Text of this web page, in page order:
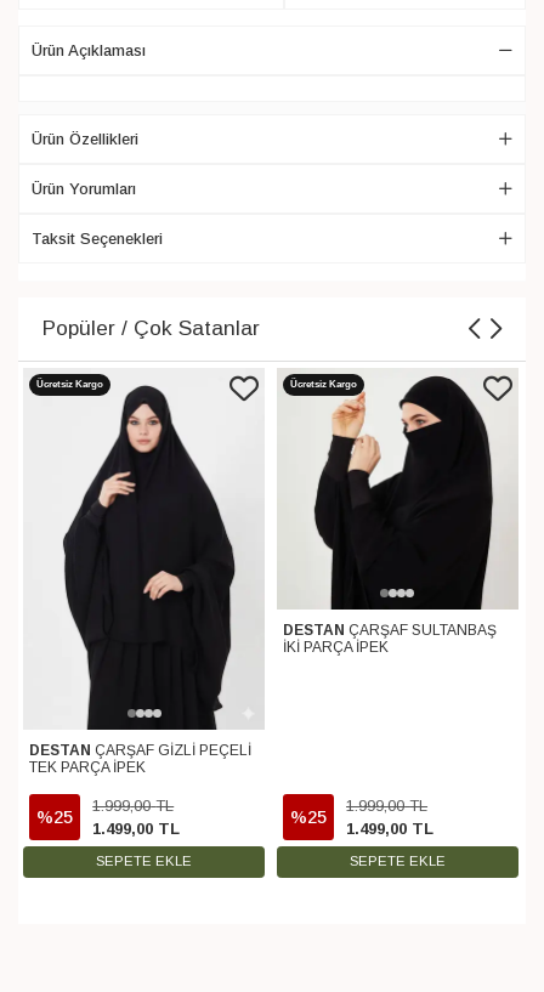
Ürün Açıklaması
Ürün Özellikleri
Ürün Yorumları
Taksit Seçenekleri
Popüler / Çok Satanlar
Ücretsiz Kargo
DESTAN ÇARŞAF GİZLİ PEÇELİ
TEK PARÇA İPEK
%25
1.999,00 TL
1.499,00 TL
SEPETE EKLE
Ücretsiz Kargo
DESTAN ÇARŞAF SULTANBAŞ
İKİ PARÇA İPEK
%25
1.999,00 TL
1.499,00 TL
SEPETE EKLE